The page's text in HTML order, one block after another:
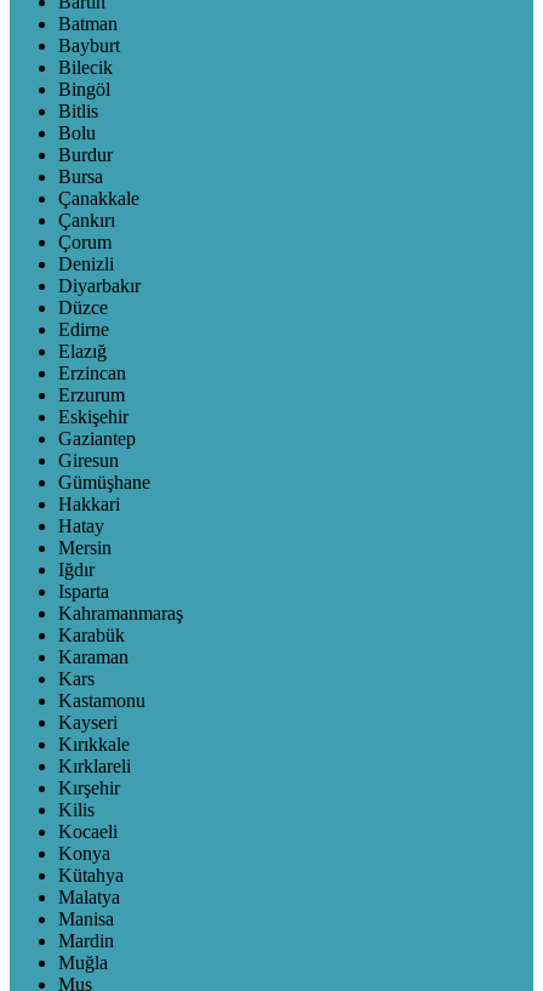
Batman
Bayburt
Bilecik
Bingöl
Bitlis
Bolu
Burdur
Bursa
Çanakkale
Çankırı
Çorum
Denizli
Diyarbakır
Düzce
Edirne
Elazığ
Erzincan
Erzurum
Eskişehir
Gaziantep
Giresun
Gümüşhane
Hakkari
Hatay
Mersin
Iğdır
Isparta
Kahramanmaraş
Karabük
Karaman
Kars
Kastamonu
Kayseri
Kırıkkale
Kırklareli
Kırşehir
Kilis
Kocaeli
Konya
Kütahya
Malatya
Manisa
Mardin
Muğla
Muş